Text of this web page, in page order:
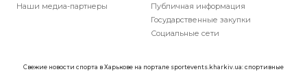
Наши медиа-партнеры
Публичная информация
Государственные закупки
Социальные сети
Свежие новости спорта в Харькове на портале sportevents.kharkiv.ua: спортивные